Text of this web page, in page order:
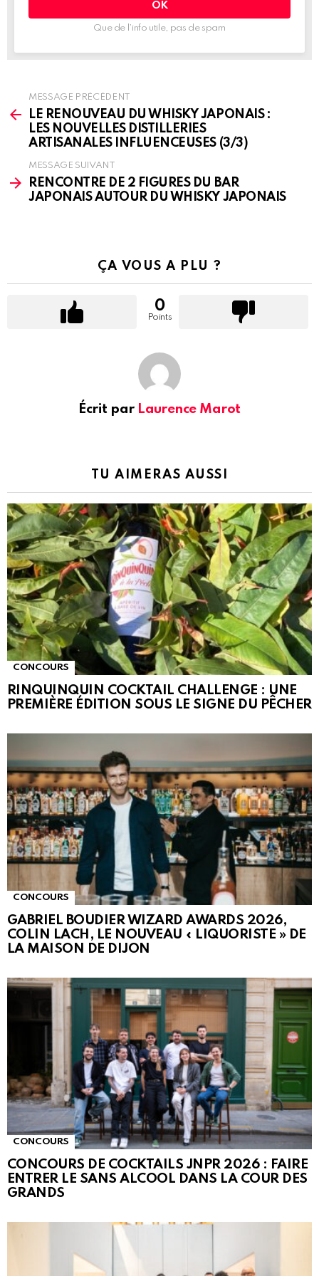
Que de l’info utile, pas de spam
more
MESSAGE PRÉCÉDENT
LE RENOUVEAU DU WHISKY JAPONAIS :
LES NOUVELLES DISTILLERIES
ARTISANALES INFLUENCEUSES (3/3)
MESSAGE SUIVANT
RENCONTRE DE 2 FIGURES DU BAR
JAPONAIS AUTOUR DU WHISKY JAPONAIS
ÇA VOUS A PLU ?
0
Points
Écrit par Laurence Marot
TU AIMERAS AUSSI
CONCOURS
RINQUINQUIN COCKTAIL CHALLENGE : UNE
PREMIÈRE ÉDITION SOUS LE SIGNE DU PÊCHER
CONCOURS
GABRIEL BOUDIER WIZARD AWARDS 2026,
COLIN LACH, LE NOUVEAU « LIQUORISTE » DE
LA MAISON DE DIJON
CONCOURS
CONCOURS DE COCKTAILS JNPR 2026 : FAIRE
ENTRER LE SANS ALCOOL DANS LA COUR DES
GRANDS